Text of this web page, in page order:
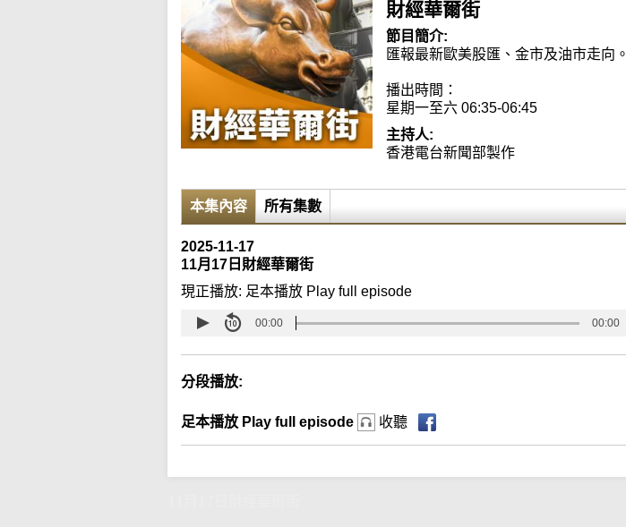
財經華爾街
節目簡介:
匯報最新歐美股匯、金市及油市走向。
播出時間：
星期一至六 06:35-06:45
主持人:
香港電台新聞部製作
本集內容 所有集數
2025-11-17
11月17日財經華爾街
現正播放: 足本播放 Play full episode
00:00 00:00
分段播放:
足本播放 Play full episode 收聽